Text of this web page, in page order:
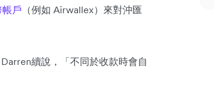
帳戶 （例如 Airwallex）來對沖匯
續說，「不同於收款時會自